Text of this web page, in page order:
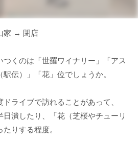
家 → 閉店
くのは「世羅ワイナリー」「アス
伝）」「花」位でしょうか。
ライブで訪れることがあって、
日潰したり、「花（芝桜やチューリ
りする程度。